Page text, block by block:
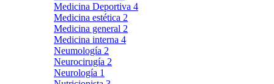
Medicina Deportiva 4
Medicina estética 2
Medicina general 2
Medicina interna 4
Neumología 2
Neurocirugía 2
Neurología 1